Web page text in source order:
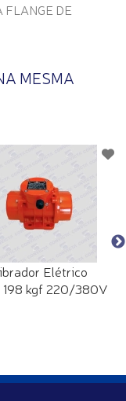
FLANGE DE
MESMA
Elétrico
kgf 220/380V